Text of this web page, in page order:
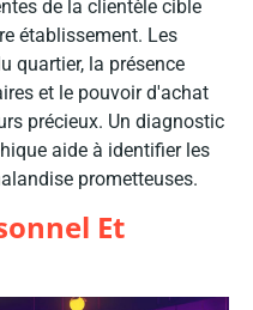
de la clientèle cible
établissement. Les
quartier, la présence
et le pouvoir d'achat
précieux. Un diagnostic
aide à identifier les
prometteuses.
Et